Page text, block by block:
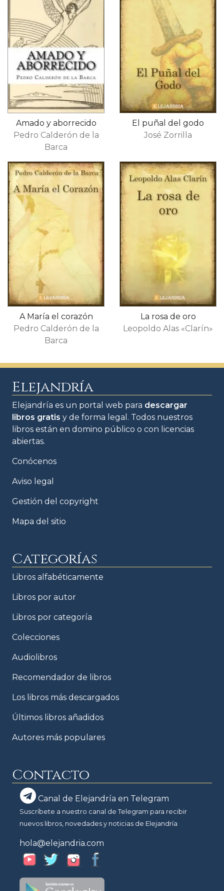
Amado y aborrecido
Pedro Calderón de la
Barca
El puñal del godo
José Zorrilla
A María el corazón
Pedro Calderón de la
Barca
La rosa de oro
Leopoldo Alas «Clarín»
Elejandría
Elejandría es un portal web para descargar
libros gratis y de forma legal. Todos nuestros
libros están en domino público o con licencias
abiertas.
Conócenos
Aviso legal
Gestión del copyright
Mapa del sitio
Categorías
Libros alfabéticamente
Libros por autor
Libros por categoría
Colecciones
Audiolibros
Recomendador de libros
Los libros más descargados
Últimos libros añadidos
Autores más populares
Contacto
Canal de Elejandría en Telegram
Suscríbete a nuestro canal de Telegram para recibir
nuevos libros, novedades y noticias de Elejandría
hola@elejandria.com